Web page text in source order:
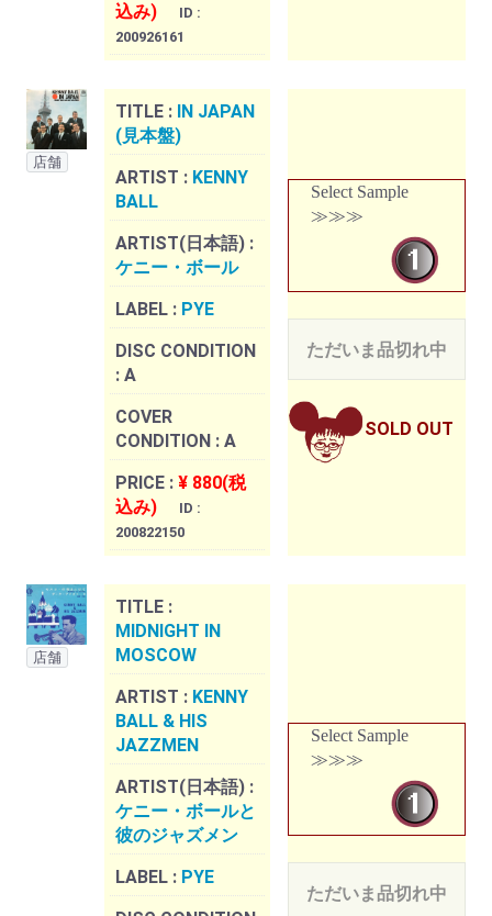
込み)
ID :
200926161
店舗
TITLE : IN JAPAN
(見本盤)
ARTIST : KENNY
BALL
ARTIST(日本語) :
ケニー・ボール
LABEL : PYE
DISC CONDITION
: A
COVER
CONDITION : A
PRICE : ¥ 880(税
込み)
ID :
200822150
Select Sample
≫≫≫
ただいま品切れ中
SOLD OUT
店舗
TITLE :
MIDNIGHT IN
MOSCOW
ARTIST : KENNY
BALL & HIS
JAZZMEN
ARTIST(日本語) :
ケニー・ボールと
彼のジャズメン
LABEL : PYE
Select Sample
≫≫≫
ただいま品切れ中